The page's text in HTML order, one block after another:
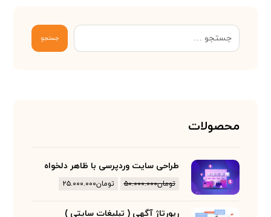
جستجو
محصولات
طراحی سایت وردپرسی با ظاهر دلخواه
تومان۵۰.۰۰۰.۰۰۰ تومان۲۵.۰۰۰.۰۰۰
رپورتاژ آگهی ( تبلیغات سایتی )